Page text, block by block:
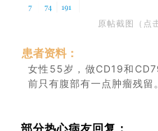
原帖截图（点
患者资料：
女性55岁，做CD19和
前只有腹部有一点肿瘤残留。